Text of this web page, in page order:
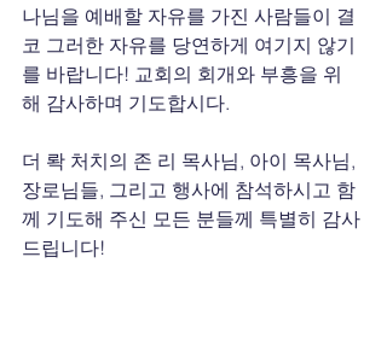
나님을 예배할 자유를 가진 사람들이 결
코 그러한 자유를 당연하게 여기지 않기
를 바랍니다! 교회의 회개와 부흥을 위
해 감사하며 기도합시다.
더 롹 처치의 존 리 목사님, 아이 목사님,
장로님들, 그리고 행사에 참석하시고 함
께 기도해 주신 모든 분들께 특별히 감사
드립니다!